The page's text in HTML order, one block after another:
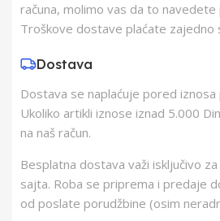
Zemlja Porekla
Zemlja Uvoza
Barkod
računa, molimo vas da to navedete
Troškove dostave plaćate zajedno
Dostava
Dostava se naplaćuje pored iznosa
Ukoliko artikli iznose iznad 5.000
na naš račun.
Besplatna dostava važi isključivo
sajta. Roba se priprema i predaje
od poslate porudžbine (osim